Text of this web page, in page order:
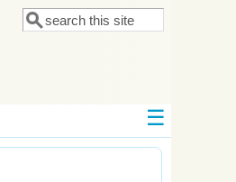
Форма поиска
Поиск